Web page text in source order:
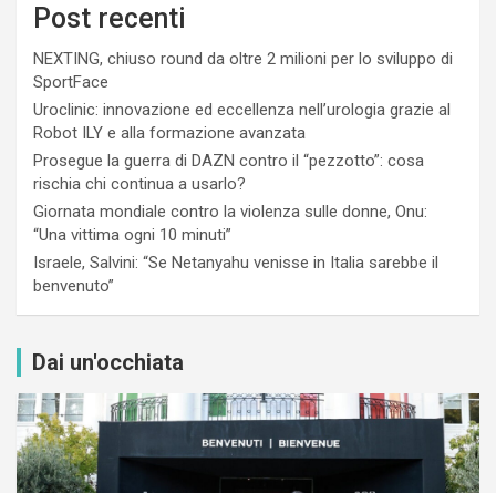
Post recenti
NEXTING, chiuso round da oltre 2 milioni per lo sviluppo di
SportFace
Uroclinic: innovazione ed eccellenza nell’urologia grazie al
Robot ILY e alla formazione avanzata
Prosegue la guerra di DAZN contro il “pezzotto”: cosa
rischia chi continua a usarlo?
Giornata mondiale contro la violenza sulle donne, Onu:
“Una vittima ogni 10 minuti”
Israele, Salvini: “Se Netanyahu venisse in Italia sarebbe il
benvenuto”
Dai un'occhiata